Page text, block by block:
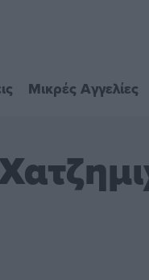
Μικρές Αγγελίες